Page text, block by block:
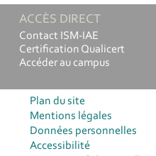
ACCÈS DIRECT
Contact ISM-IAE
Certification Qualicert
Accéder au campus
Plan du site
Mentions légales
Données personnelles
Accessibilité